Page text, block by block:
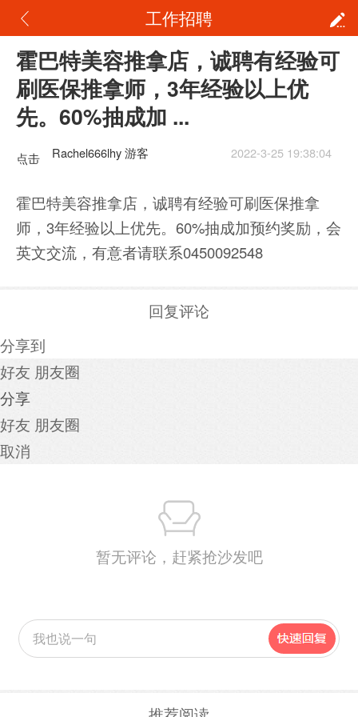
工作招聘
霍巴特美容推拿店，诚聘有经验可
刷医保推拿师，3年经验以上优
先。60%抽成加 ...
点击
加载
Rachel666lhy 游客 2022-3-25 19:38:04
霍巴特美容推拿店，诚聘有经验可刷医保推拿
师，3年经验以上优先。60%抽成加预约奖励，会
英文交流，有意者请联系0450092548
回复评论
分享到
好友 朋友圈
分享
好友 朋友圈
取消
暂无评论，赶紧抢沙发吧